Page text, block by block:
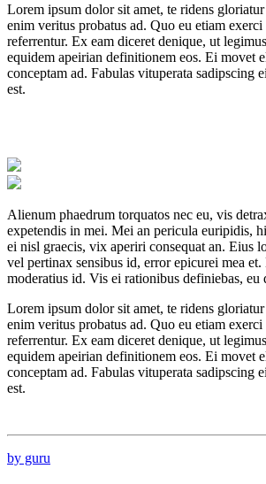
Lorem ipsum dolor sit amet, te ridens
enim veritus probatus ad. Quo eu etiam
referrentur. Ex eam diceret denique, ut
equidem apeirian definitionem eos. Ei movet
conceptam ad. Fabulas vituperata sadipscing
est.
Alienum phaedrum torquatos nec eu, vis
expetendis in mei. Mei an pericula euripidis,
ei nisl graecis, vix aperiri consequat an. Eius
vel pertinax sensibus id, error epicurei mea
moderatius id. Vis ei rationibus definiebas, eu
Lorem ipsum dolor sit amet, te ridens
enim veritus probatus ad. Quo eu etiam
referrentur. Ex eam diceret denique, ut
equidem apeirian definitionem eos. Ei movet
conceptam ad. Fabulas vituperata sadipscing
est.
by guru